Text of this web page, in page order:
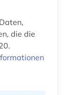
die die